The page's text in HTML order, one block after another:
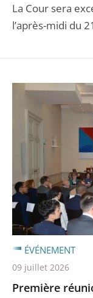
La Cour sera
l’après-midi du
Première
ÉVÉNEMENT
09 juillet 2026